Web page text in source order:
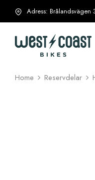
Adress:
info@westcoastbikes.se
Home Reservdelar